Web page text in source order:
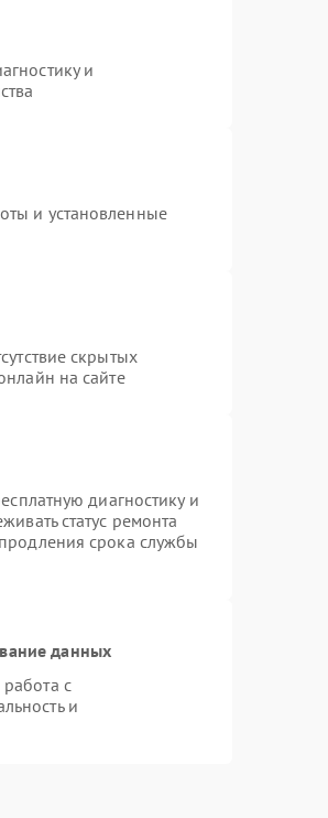
и
и установленные
скрытых
на сайте
диагностику и
статус ремонта
срока службы
данных
с
и